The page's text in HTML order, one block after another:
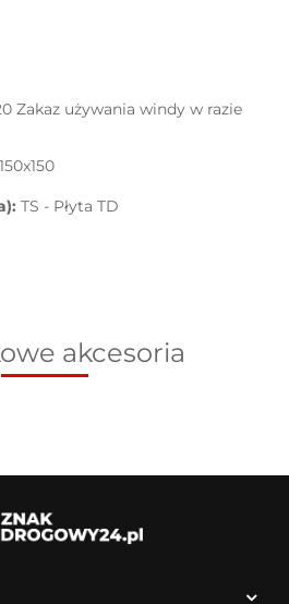
Zakaz używania windy w razie
150x150
TS - Płyta TD
akcesoria